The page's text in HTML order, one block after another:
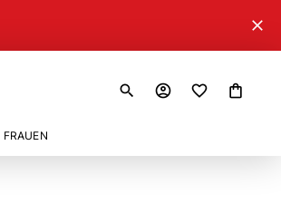
close
search account_circle shopping_bag